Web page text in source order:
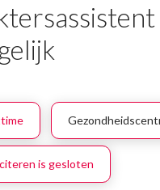
is gesloten